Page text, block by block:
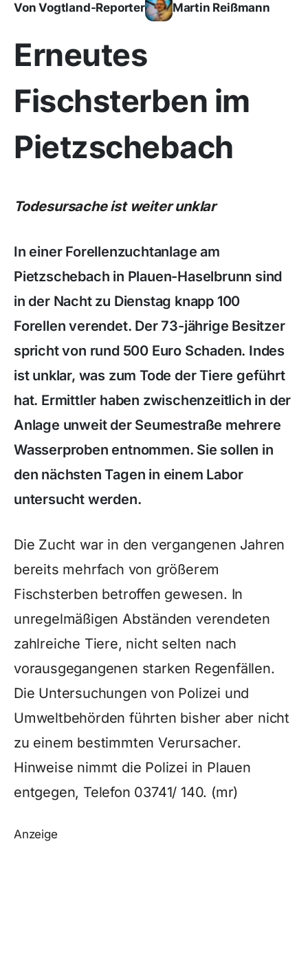
Von Vogtland-Reporter Martin Reißmann
Erneutes
Fischsterben im
Pietzschebach
Todesursache ist weiter unklar
In einer Forellenzuchtanlage am
Pietzschebach in Plauen-Haselbrunn sind
in der Nacht zu Dienstag knapp 100
Forellen verendet. Der 73-jährige Besitzer
spricht von rund 500 Euro Schaden. Indes
ist unklar, was zum Tode der Tiere geführt
hat. Ermittler haben zwischenzeitlich in der
Anlage unweit der Seumestraße mehrere
Wasserproben entnommen. Sie sollen in
den nächsten Tagen in einem Labor
untersucht werden.
Die Zucht war in den vergangenen Jahren
bereits mehrfach von größerem
Fischsterben betroffen gewesen. In
unregelmäßigen Abständen verendeten
zahlreiche Tiere, nicht selten nach
vorausgegangenen starken Regenfällen.
Die Untersuchungen von Polizei und
Umweltbehörden führten bisher aber nicht
zu einem bestimmten Verursacher.
Hinweise nimmt die Polizei in Plauen
entgegen, Telefon 03741/ 140. (mr)
Anzeige